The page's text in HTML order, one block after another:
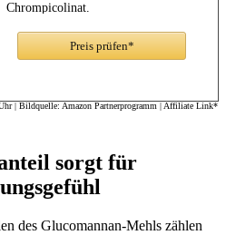
Chrompicolinat.
KONJACWURZELEXTRAKT:
Glucomannan, auch bekannt als
Quellvermögen im Magen ein
angenehmes Sättigungsgefühl
um höchste Reinheit und
Wirksamkeit zu gewährleisten.
VEGAN & OHNE
Unsere Konjakwurzelextrakt-
Preis prüfen*
| Bildquelle: Amazon Partnerprogramm | Affiliate Link*
sorgt für
des Glucomannan-Mehls zählen